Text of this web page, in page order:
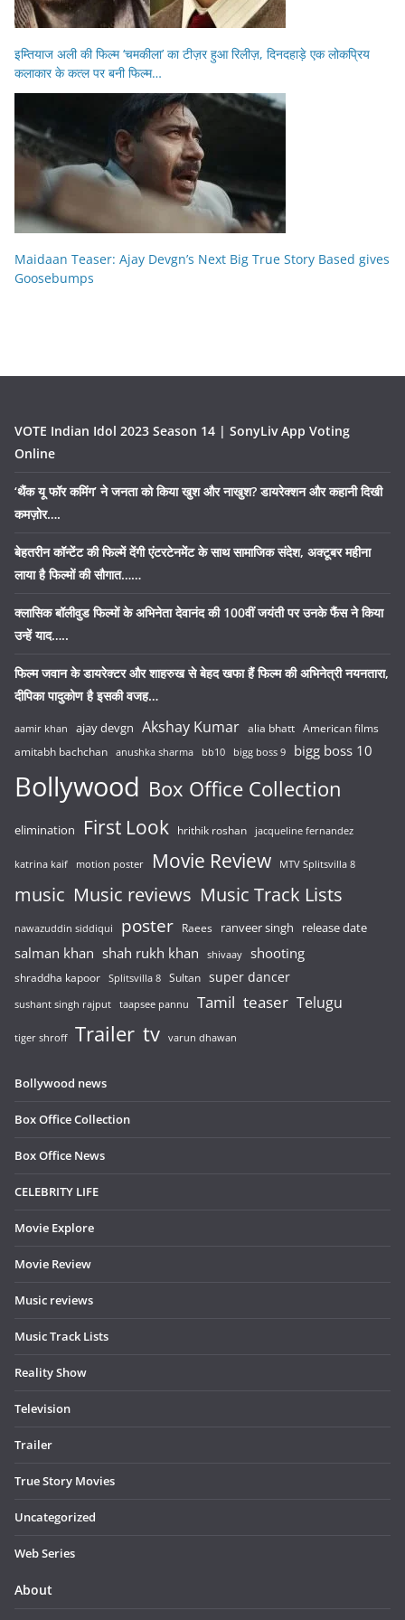
इम्तियाज अली की फिल्म ‘चमकीला’ का टीज़र हुआ रिलीज़, दिनदहाड़े एक लोकप्रिय
कलाकार के कत्ल पर बनी फिल्म…
Maidaan Teaser: Ajay Devgn’s Next Big True Story Based gives
Goosebumps
VOTE Indian Idol 2023 Season 14 | SonyLiv App Voting
Online
‘थैंक यू फॉर कमिंग’ ने जनता को किया खुश और नाखुश? डायरेक्शन और कहानी दिखी
कमज़ोर….
बेहतरीन कॉन्टेंट की फिल्में देंगी एंटरटेनमेंट के साथ सामाजिक संदेश, अक्टूबर महीना
लाया है फिल्मों की सौगात……
क्लासिक बॉलीवुड फिल्मों के अभिनेता देवानंद की 100वीं जयंती पर उनके फैंस ने किया
उन्हें याद…..
फिल्म जवान के डायरेक्टर और शाहरुख से बेहद खफा हैं फिल्म की अभिनेत्री नयनतारा,
दीपिका पादुकोण है इसकी वजह…
aamir khan ajay devgn Akshay Kumar alia bhatt American films
amitabh bachchan anushka sharma bb10 bigg boss 9 bigg boss 10
Bollywood Box Office Collection
elimination First Look hrithik roshan jacqueline fernandez
katrina kaif motion poster Movie Review MTV Splitsvilla 8
music Music reviews Music Track Lists
nawazuddin siddiqui poster Raees ranveer singh release date
salman khan shah rukh khan shivaay shooting
shraddha kapoor Splitsvilla 8 Sultan super dancer
sushant singh rajput taapsee pannu Tamil teaser Telugu
tiger shroff Trailer tv varun dhawan
Bollywood news
Box Office Collection
Box Office News
CELEBRITY LIFE
Movie Explore
Movie Review
Music reviews
Music Track Lists
Reality Show
Television
Trailer
True Story Movies
Uncategorized
Web Series
About